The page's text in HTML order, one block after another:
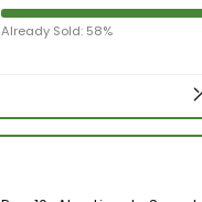
Already Sold: 58%